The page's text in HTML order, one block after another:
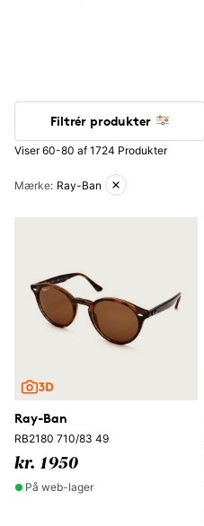
Filtrér produkter
Viser 60-80 af 1724 Produkter
Aktive filtre
Mærke: Ray-Ban
Ray-Ban
RB2180 710/83 49
kr. 1950
På web-lager